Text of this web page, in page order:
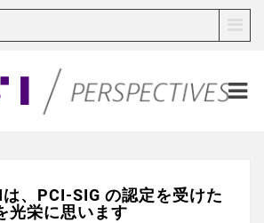
、PCI-SIG の認定を受けた
光栄に思います